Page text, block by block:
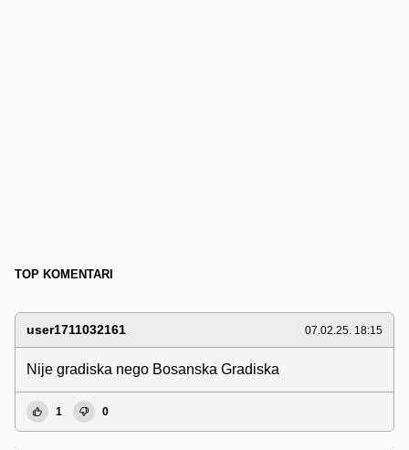
TOP KOMENTARI
user1711032161 07.02.25. 18:15
Nije gradiska nego Bosanska Gradiska
1 0